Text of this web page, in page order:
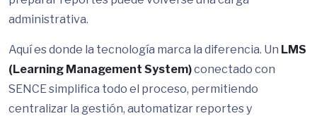
administrativa.
Aquí es donde la tecnología marca la diferencia. Un LMS
(Learning Management System)conectado con
SENCE simplifica todo el proceso, permitiendo
centralizar la gestión, automatizar reportes y